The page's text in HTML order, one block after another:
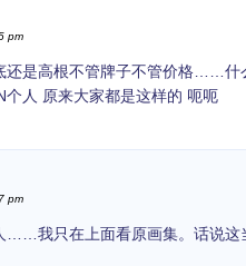
pm
还是高根不管牌子不管价格……什
人 原来大家都是这样的 呃呃
pm
……我只在上面看原画集。话说这